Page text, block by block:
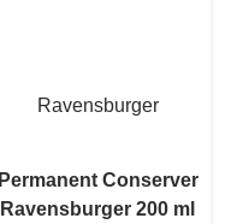
Ravensburger
Permanent Conserver
Ravensburger 200 ml